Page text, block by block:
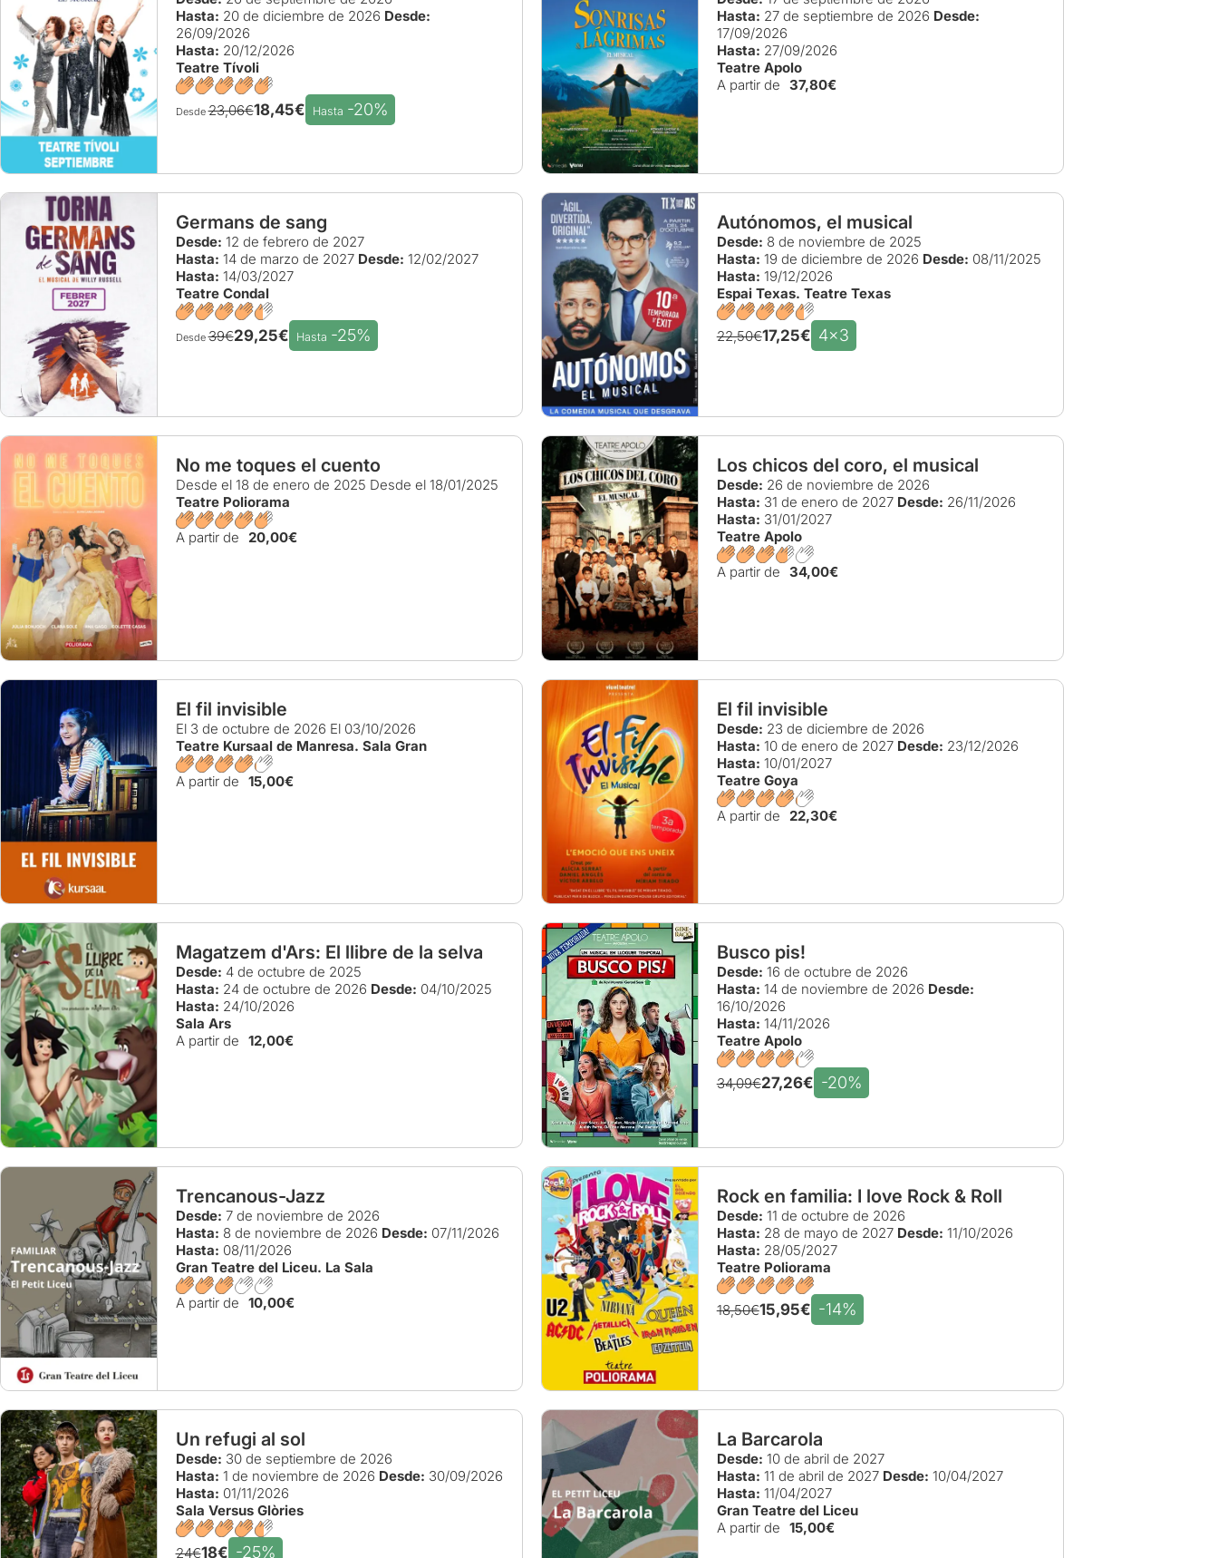
Hasta: 20 de diciembre de 2026 Desde:
26/09/2026
Hasta: 20/12/2026
Teatre Tívoli
Desde23,06€18,45€ Hasta -20%
Hasta: 27 de septiembre de 2026 Desde:
17/09/2026
Hasta: 27/09/2026
Teatre Apolo
A partir de 37,80€
Germans de sang
Desde: 12 de febrero de 2027
Hasta: 14 de marzo de 2027 Desde: 12/02/2027
Hasta: 14/03/2027
Teatre Condal
Desde39€29,25€ Hasta -25%
Autónomos, el musical
Desde: 8 de noviembre de 2025
Hasta: 19 de diciembre de 2026 Desde: 08/11/2025
Hasta: 19/12/2026
Espai Texas. Teatre Texas
22,50€17,25€ 4x3
No me toques el cuento
Desde el 18 de enero de 2025 Desde el 18/01/2025
Teatre Poliorama
A partir de 20,00€
Los chicos del coro, el musical
Desde: 26 de noviembre de 2026
Hasta: 31 de enero de 2027 Desde: 26/11/2026
Hasta: 31/01/2027
Teatre Apolo
A partir de 34,00€
El fil invisible
El 3 de octubre de 2026 El 03/10/2026
Teatre Kursaal de Manresa. Sala Gran
A partir de 15,00€
El fil invisible
Desde: 23 de diciembre de 2026
Hasta: 10 de enero de 2027 Desde: 23/12/2026
Hasta: 10/01/2027
Teatre Goya
A partir de 22,30€
Magatzem d'Ars: El llibre de la selva
Desde: 4 de octubre de 2025
Hasta: 24 de octubre de 2026 Desde: 04/10/2025
Hasta: 24/10/2026
Sala Ars
A partir de 12,00€
Busco pis!
Desde: 16 de octubre de 2026
Hasta: 14 de noviembre de 2026 Desde:
16/10/2026
Hasta: 14/11/2026
Teatre Apolo
34,09€27,26€ -20%
Trencanous-Jazz
Desde: 7 de noviembre de 2026
Hasta: 8 de noviembre de 2026 Desde: 07/11/2026
Hasta: 08/11/2026
Gran Teatre del Liceu. La Sala
A partir de 10,00€
Rock en familia: I love Rock & Roll
Desde: 11 de octubre de 2026
Hasta: 28 de mayo de 2027 Desde: 11/10/2026
Hasta: 28/05/2027
Teatre Poliorama
18,50€15,95€ -14%
Un refugi al sol
Desde: 30 de septiembre de 2026
Hasta: 1 de noviembre de 2026 Desde: 30/09/2026
Hasta: 01/11/2026
Sala Versus Glòries
24€18€ -25%
La Barcarola
Desde: 10 de abril de 2027
Hasta: 11 de abril de 2027 Desde: 10/04/2027
Hasta: 11/04/2027
Gran Teatre del Liceu
A partir de 15,00€